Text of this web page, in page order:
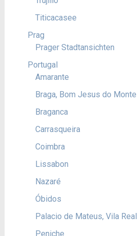
Titicacasee
Prag
Prager Stadtansichten
Portugal
Amarante
Braga, Bom Jesus do Monte
Braganca
Carrasqueira
Coimbra
Lissabon
Nazaré
Óbidos
Palacio de Mateus, Vila Real
Peniche